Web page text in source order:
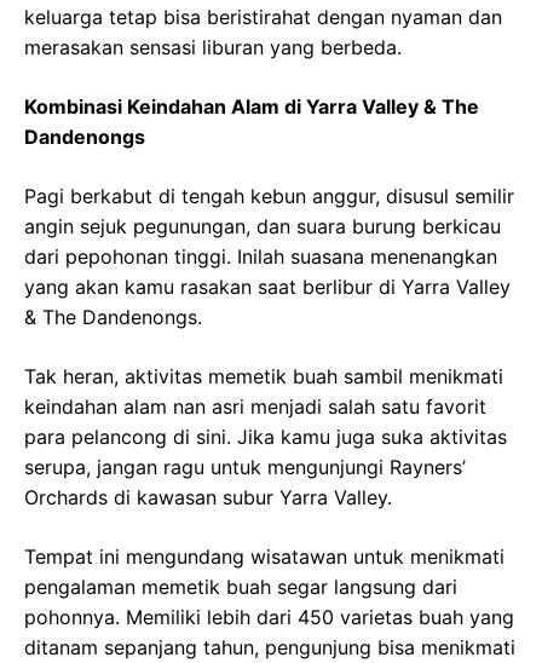
keluarga tetap bisa beristirahat dengan nyaman dan
merasakan sensasi liburan yang berbeda.
Kombinasi Keindahan Alam di Yarra Valley & The
Dandenongs
Pagi berkabut di tengah kebun anggur, disusul semilir
angin sejuk pegunungan, dan suara burung berkicau
dari pepohonan tinggi. Inilah suasana menenangkan
yang akan kamu rasakan saat berlibur di Yarra Valley
& The Dandenongs.
Tak heran, aktivitas memetik buah sambil menikmati
keindahan alam nan asri menjadi salah satu favorit
para pelancong di sini. Jika kamu juga suka aktivitas
serupa, jangan ragu untuk mengunjungi Rayners’
Orchards di kawasan subur Yarra Valley.
Tempat ini mengundang wisatawan untuk menikmati
pengalaman memetik buah segar langsung dari
pohonnya. Memiliki lebih dari 450 varietas buah yang
ditanam sepanjang tahun, pengunjung bisa menikmati